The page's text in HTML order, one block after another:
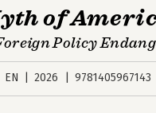
of
Policy
EN 2026 9781405967143